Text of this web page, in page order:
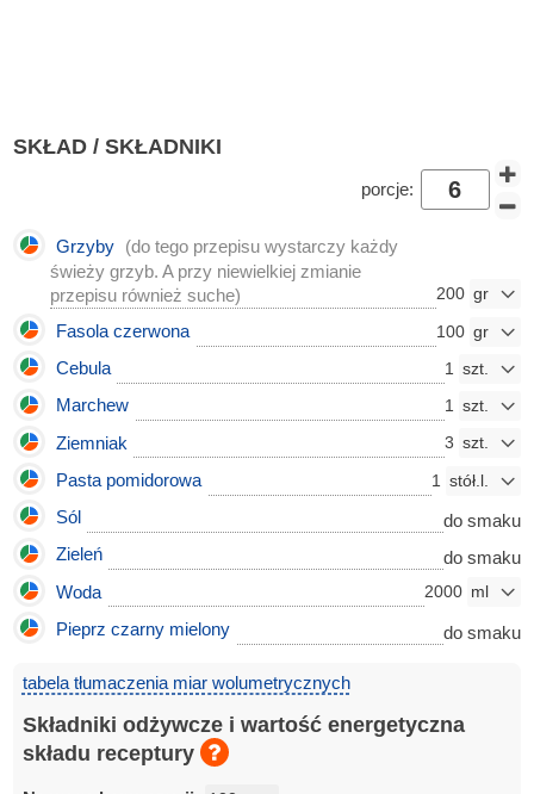
SKŁAD / SKŁADNIKI
porcje:
Grzyby
(do tego przepisu wystarczy każdy
świeży grzyb. A przy niewielkiej zmianie
przepisu również suche)
200
Fasola czerwona 100
Cebula 1
Marchew 1
Ziemniak 3
Pasta pomidorowa 1
Sól
do smaku
Zieleń
do smaku
Woda
2000
Pieprz czarny mielony do smaku
tabela tłumaczenia miar wolumetrycznych
Składniki odżywcze i wartość energetyczna
składu receptury